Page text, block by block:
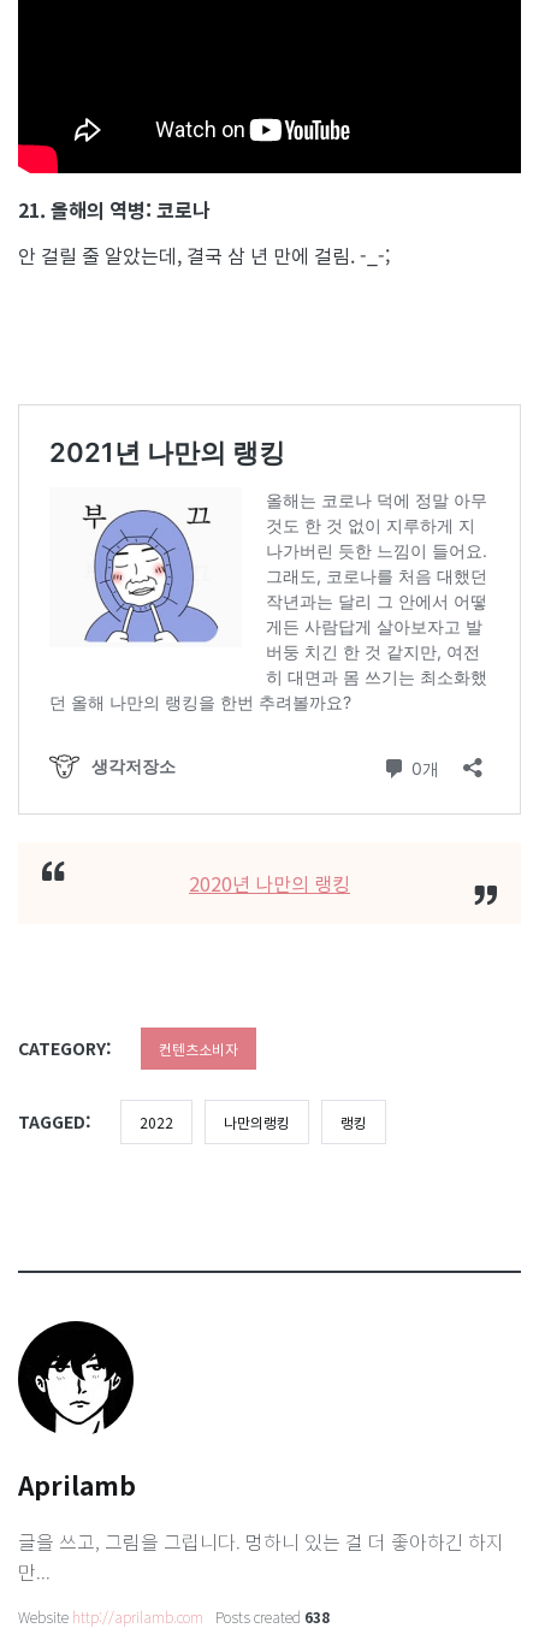
21. 올해의 역병: 코로나
안 걸릴 줄 알았는데, 결국 삼 년 만에 걸림. -_-;
2020년 나만의 랭킹
CATEGORY: 컨텐츠소비자
TAGGED: 2022 나만의랭킹 랭킹
Aprilamb
글을 쓰고, 그림을 그립니다. 멍하니 있는 걸 더 좋아하긴 하지
만...
Website http://aprilamb.com Posts created 638